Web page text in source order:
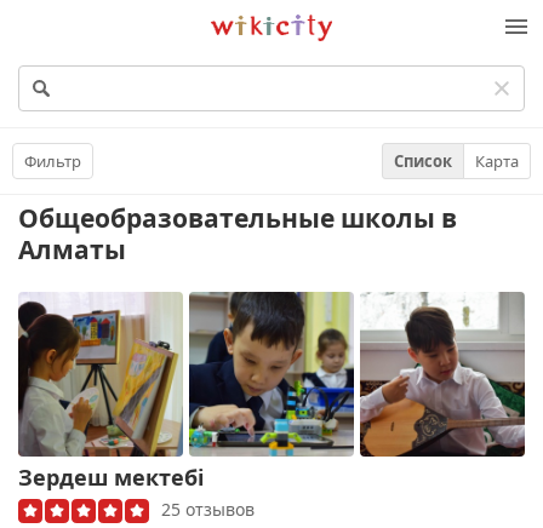
Викисити
Фильтр Список Карта
Общеобразовательные школы в
Алматы
Зердеш мектебі
25 отзывов